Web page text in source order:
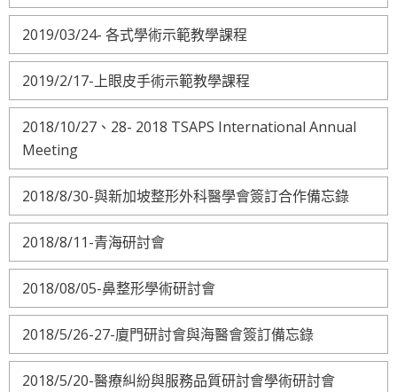
2019/03/24- 各式學術示範教學課程
2019/2/17-上眼皮手術示範教學課程
2018/10/27、28- 2018 TSAPS International Annual
Meeting
2018/8/30-與新加坡整形外科醫學會簽訂合作備忘錄
2018/8/11-青海研討會
2018/08/05-鼻整形學術研討會
2018/5/26-27-廈門研討會與海醫會簽訂備忘錄
2018/5/20-醫療糾紛與服務品質研討會學術研討會